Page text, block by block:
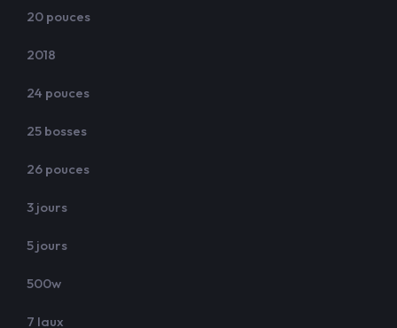
20 pouces
2018
24 pouces
25 bosses
26 pouces
3 jours
5 jours
500w
7 laux